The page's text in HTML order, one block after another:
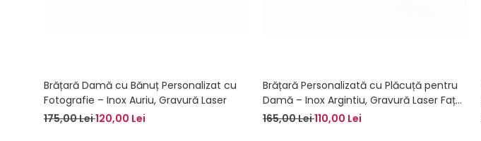
Brățară Damă cu Bănuț Personalizat cu
Fotografie – Inox Auriu, Gravură Laser
175,00 Lei120,00 Lei
Brățară Personalizată cu Plăcuță pentru
Damă – Inox Argintiu, Gravură Laser Față-
Verso
165,00 Lei110,00 Lei